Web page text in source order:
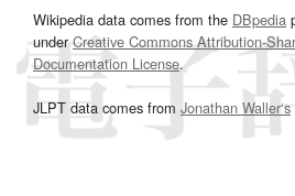
Wikipedia data comes from the DBpedia
underCreative Commons Attribution-
Documentation License.
JLPT data comes from Jonathan Waller‘s